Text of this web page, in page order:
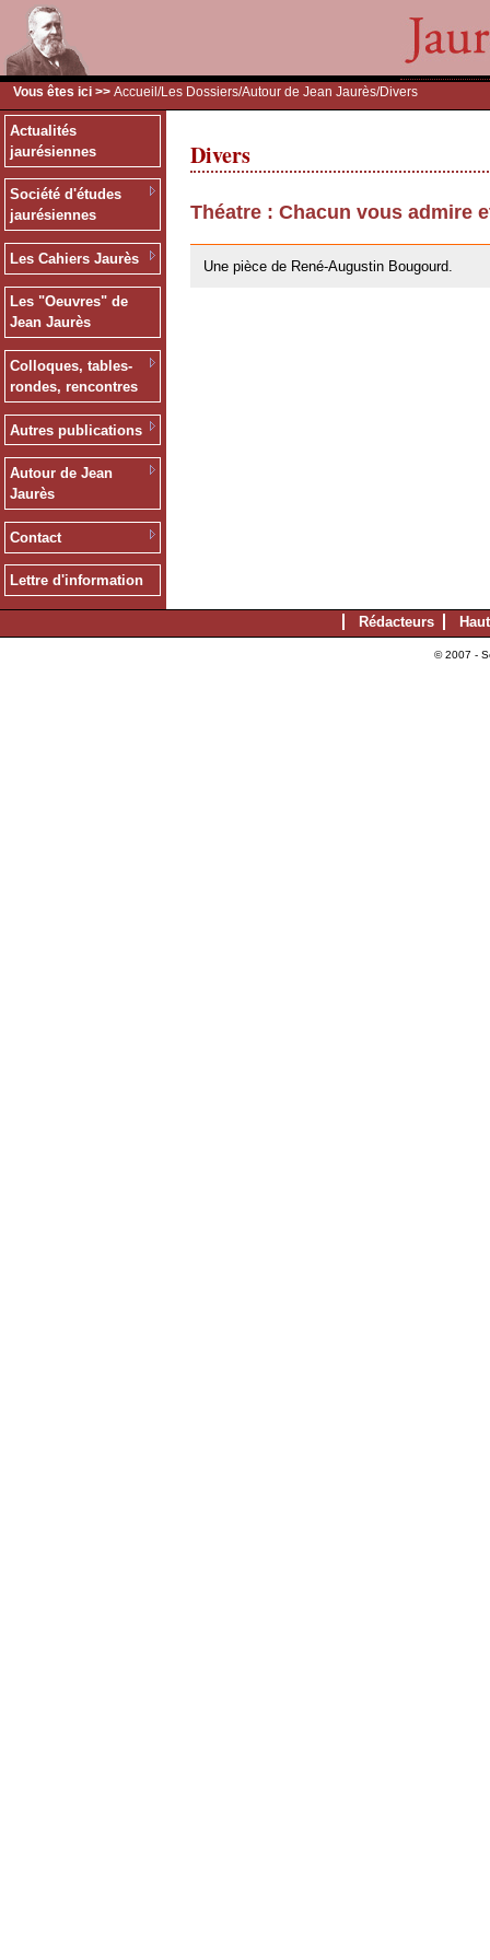
Vous êtes ici >> Accueil /Les Dossiers/Autour de Jean Jaurès/Divers
Actualités
jaurésiennes
Société d'études
jaurésiennes
Les Cahiers Jaurès
Les "Oeuvres" de
Jean Jaurès
Colloques, tables-
rondes, rencontres
Autres publications
Autour de Jean
Jaurès
Contact
Lettre d'information
Divers
Théatre : Chacun vous admire
Une pièce de René-Augustin Bougourd.
Rédacteurs
© 2007 -